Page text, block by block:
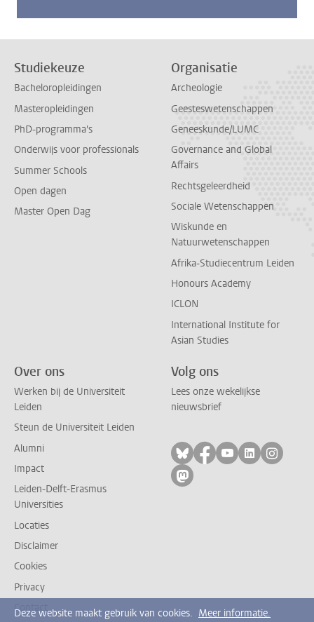
Studiekeuze
Bacheloropleidingen
Masteropleidingen
PhD-programma's
Onderwijs voor professionals
Summer Schools
Open dagen
Master Open Dag
Organisatie
Archeologie
Geesteswetenschappen
Geneeskunde/LUMC
Governance and Global
Affairs
Rechtsgeleerdheid
Sociale Wetenschappen
Wiskunde en
Natuurwetenschappen
Afrika-Studiecentrum Leiden
Honours Academy
ICLON
International Institute for
Asian Studies
Over ons
Werken bij de Universiteit
Leiden
Steun de Universiteit Leiden
Alumni
Impact
Leiden-Delft-Erasmus
Universities
Locaties
Disclaimer
Cookies
Privacy
Contact
Volg ons
Lees onze wekelijkse
nieuwsbrief
Volg ons op bluesky
Volg ons op
Volg ons op
Volg ons
Volg
Volg ons op mastodon
Deze website maakt gebruik van cookies. Meer informatie.